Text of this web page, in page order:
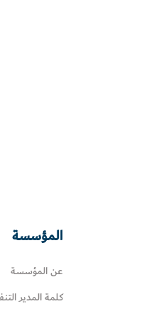
المؤسسة
عن المؤسسة
كلمة المدير